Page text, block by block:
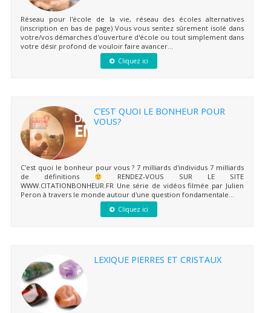
Réseau pour l'école de la vie, réseau des écoles alternatives
(inscription en bas de page) Vous vous sentez sûrement isolé dans
votre/vos démarches d'ouverture d'école ou tout simplement dans
votre désir profond de vouloir faire avancer...
Cliquez ici
C’EST QUOI LE BONHEUR POUR
VOUS?
C'est quoi le bonheur pour vous ? 7 milliards d'individus 7 milliards
de définitions
RENDEZ-VOUS SUR LE SITE
WWW.CITATIONBONHEUR.FR Une série de vidéos filmée par Julien
Peron à travers le monde autour d'une question fondamentale...
Cliquez ici
LEXIQUE PIERRES ET CRISTAUX